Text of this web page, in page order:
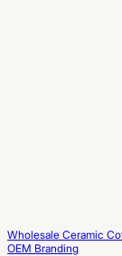
Wholesale Ceramic
OEM Branding